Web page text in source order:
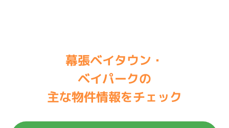
幕張ベイタウン・
ベイパークの
主な物件情報をチェック